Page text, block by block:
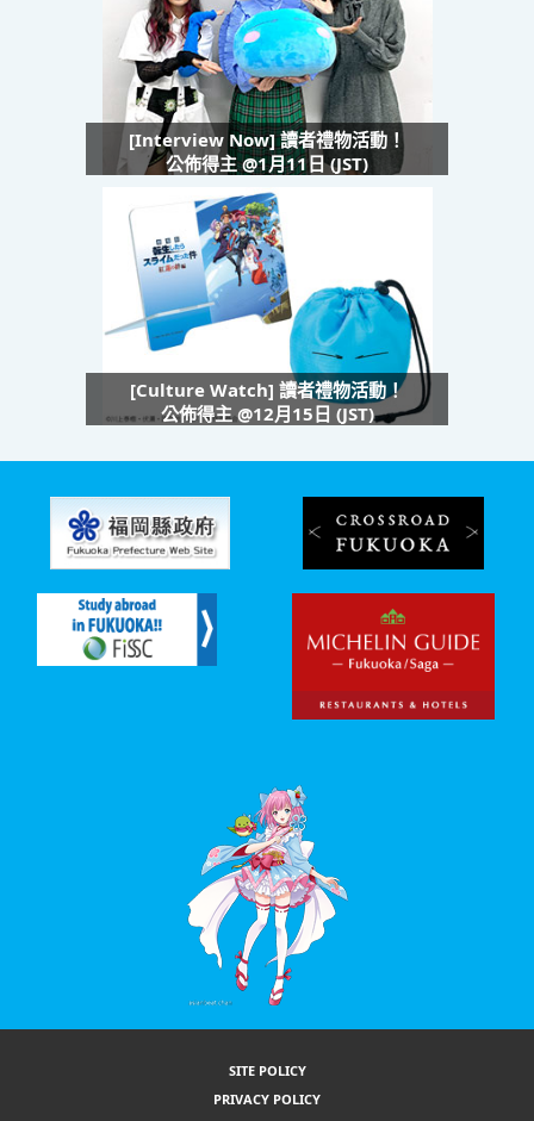
[Interview Now] 讀者禮物活動！
公佈得主 @1月11日 (JST)
[Culture Watch] 讀者禮物活動！
公佈得主 @12月15日 (JST)
SITE POLICY
PRIVACY POLICY